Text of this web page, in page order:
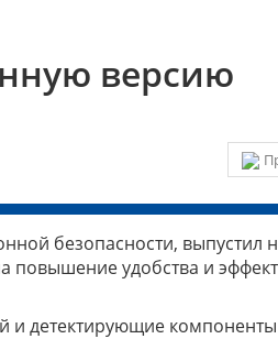
версию
безопасности, выпустил
удобства и
и детектирующие